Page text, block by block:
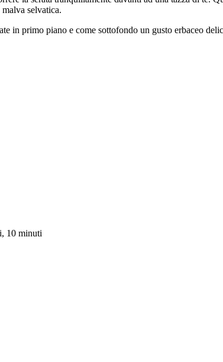
selvatica.
in primo piano e come sottofondo un gusto erbaceo
10 minuti